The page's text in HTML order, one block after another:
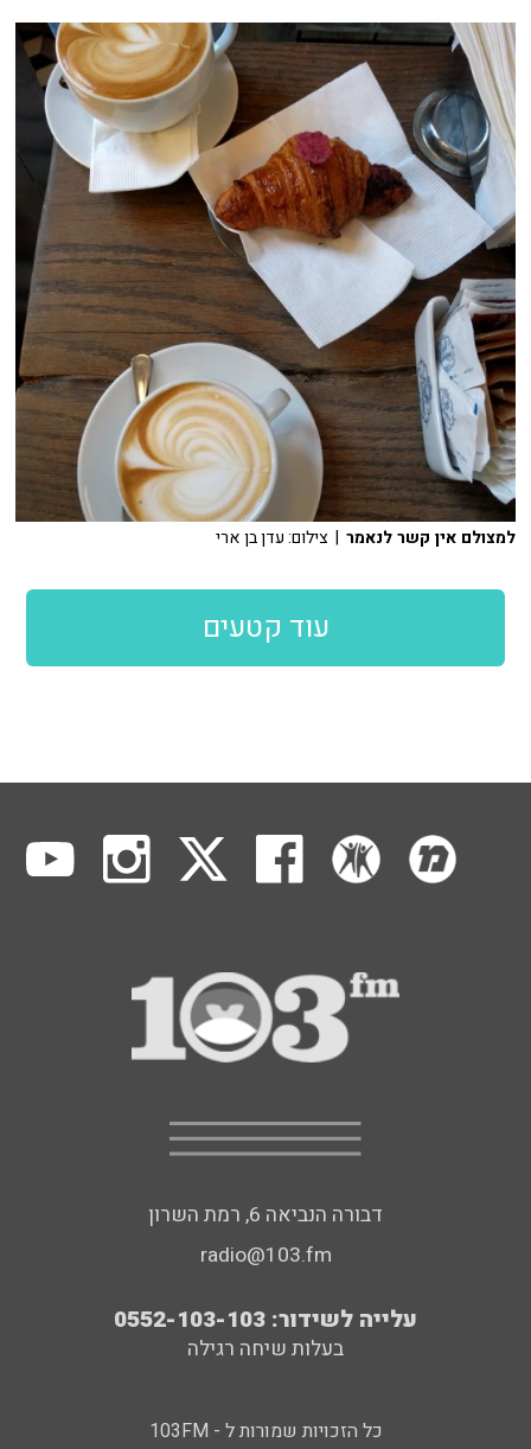
למצולם אין קשר לנאמר | צילום: עדן בן ארי
עוד קטעים
דבורה הנביאה 6, רמת השרון
radio@103.fm
עלייה לשידור: 0552-103-103
בעלות שיחה רגילה
כל הזכויות שמורות ל - 103FM